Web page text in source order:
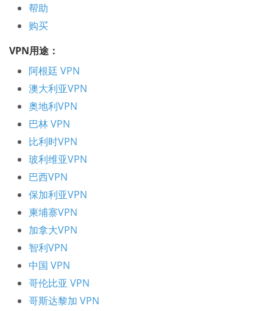
帮助
购买
VPN用途：
阿根廷 VPN
澳大利亚VPN
奥地利VPN
巴林 VPN
比利时VPN
玻利维亚VPN
巴西VPN
保加利亚VPN
柬埔寨VPN
加拿大VPN
智利VPN
中国 VPN
哥伦比亚 VPN
哥斯达黎加 VPN